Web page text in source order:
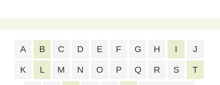
A B C D E F G H I J
K L M N O P Q R S T